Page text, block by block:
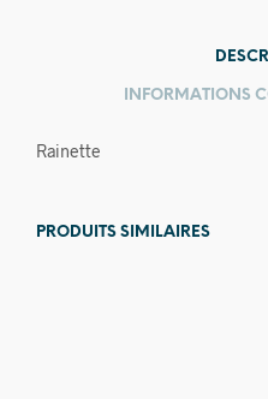
INFORMATIONS
Rainette
PRODUITS SIMILAIRES